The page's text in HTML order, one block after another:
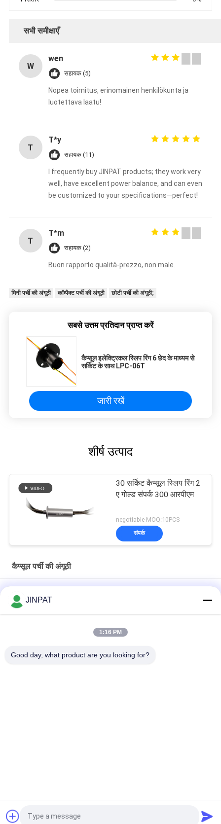
सभी समीक्षाएँ
W
wen
सहायक (5)
Nopea toimitus, erinomainen henkilökunta ja
luotettava laatu!
T
T*y
सहायक (11)
I frequently buy JINPAT products; they work very
well, have excellent power balance, and can even
be customized to your specifications—perfect!
T
T*m
सहायक (2)
Buon rapporto qualità-prezzo, non male.
मिनी पर्ची की अंगूठी कॉम्पैक्ट पर्ची की अंगूठी छोटी पर्ची की अंगूठी;
सबसे उत्तम प्रतिदान प्राप्त करें
कैप्सूल इलेक्ट्रिकल स्लिप रिंग 6 छेद के माध्यम से
सर्किट के साथ LPC-06T
जारी रखें
शीर्ष उत्पाद
30 सर्किट कैप्सूल स्लिप रिंग 2
ए गोल्ड संपर्क 300 आरपीएम
negotiable MOQ:10PCS
संपर्क
कैप्सूल पर्ची की अंगूठी
के लिए
हथियारों और जैव रासायनिक विश्लेषकों के लिए
लघु स्लिप रिंग 6 सर्किट कस्टम समाधान उपलब्ध
अलग पर्ची की अंगूठी
JINPAT
1:16 PM
Good day, what product are you looking for?